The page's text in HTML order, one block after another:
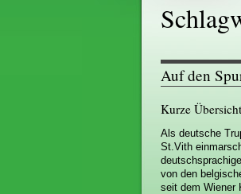
Auf den
Kurze
Als deutsche
St.Vith
von den
seit dem Wiener